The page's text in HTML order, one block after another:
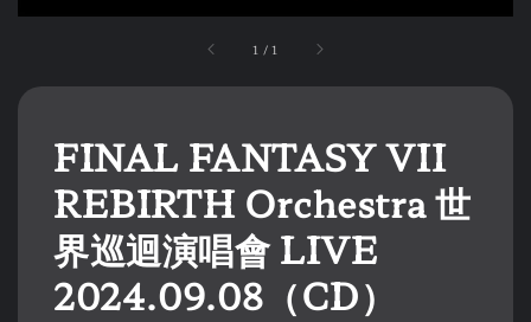
1 /1
FINAL FANTASY VII
REBIRTH Orchestra 世
界巡迴演唱會 LIVE
2024.09.08（CD）